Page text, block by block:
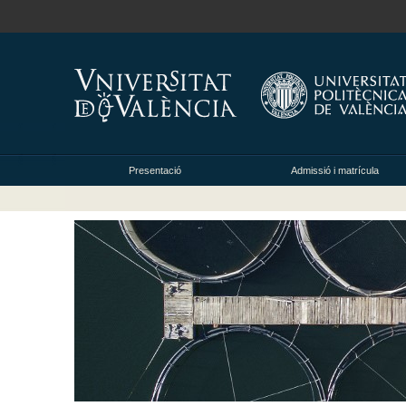
Presentació Admissió i matrícula